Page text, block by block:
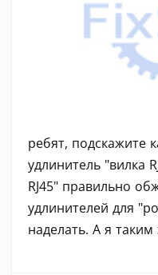
ребят, подскажите
удлинитель
RJ45" правильно
удлинителей для
наделать. А я таким